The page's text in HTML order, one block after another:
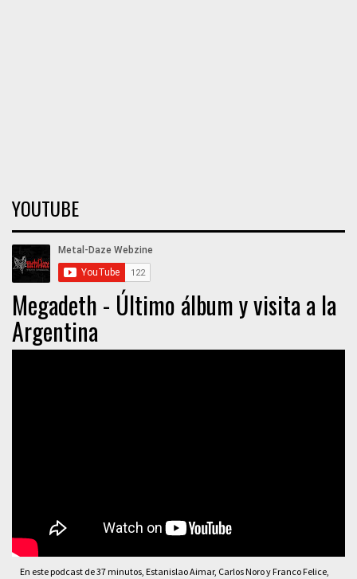
YOUTUBE
Megadeth - Último álbum y visita a la
Argentina
En este podcast de 37 minutos, Estanislao Aimar, Carlos Noro y Franco Felice,